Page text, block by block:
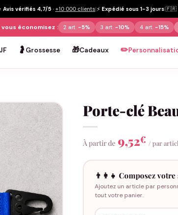
Avis vérifiés 4,7/5 · +10 000 clients|⚡ Expédié sous 1-3 jours|🇫🇷
économisez : 2 art. -5% 3 art. -10% 4 art. -15%
🤰 Grossesse 🎁Cadeaux ✏️
Porte-clé
À partir de 9,52€ / par
👨‍👩‍👧 Composez votre
Ajoutez un article par
tout votre panier.